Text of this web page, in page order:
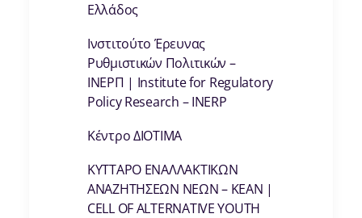
Ελλάδος
Ινστιτούτο Έρευνας
Ρυθμιστικών Πολιτικών –
ΙΝΕΡΠ | Institute for Regulatory
Policy Research – INERP
Κέντρο ΔΙΟΤΙΜΑ
ΚΥΤΤΑΡΟ ΕΝΑΛΛΑΚΤΙΚΩΝ
ΑΝΑΖΗΤΗΣΕΩΝ ΝΕΩΝ – ΚΕΑΝ |
CELL OF ALTERNATIVE YOUTH